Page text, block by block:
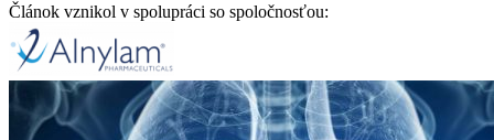
Článok vznikol v spolupráci so spoločnosťou: